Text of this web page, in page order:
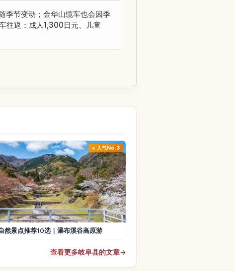
季节变动；金华山缆车也会因季
往返：成人1,300日元、儿童
人气No.3
然景点推荐10选｜瀑布溪谷高原游
查看更多岐阜县的文章→